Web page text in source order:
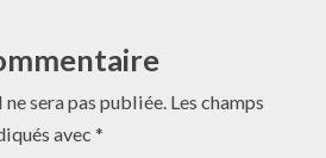
sera pas publiée. Les champs
avec *